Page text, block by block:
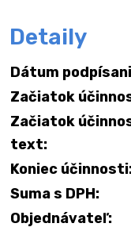
Detaily
Dátum
Začiatok
Začiatok
text:
Koniec
Suma s DPH:
Objednávateľ: